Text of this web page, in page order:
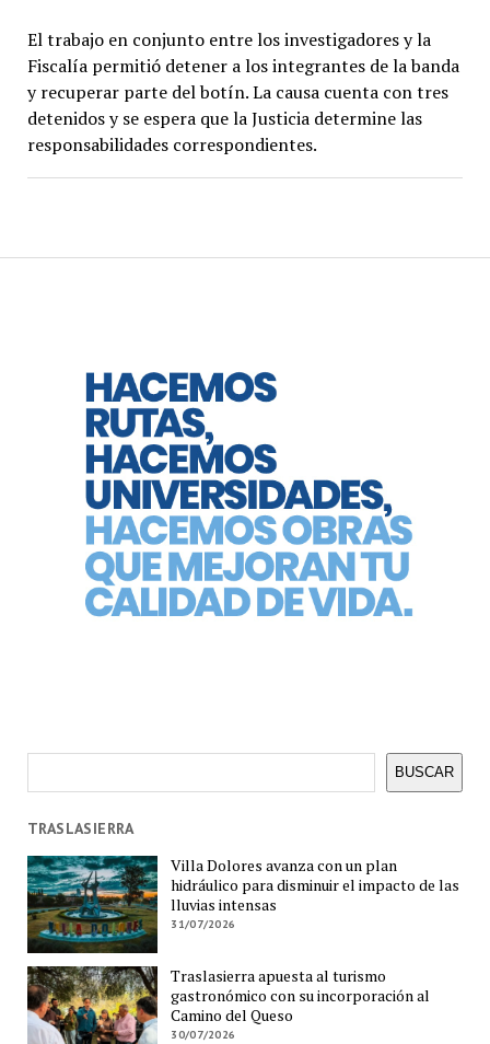
BUSCAR
TRASLASIERRA
Villa Dolores avanza con un plan
hidráulico para disminuir el impacto de las
lluvias intensas
31/07/2026
Traslasierra apuesta al turismo
gastronómico con su incorporación al
Camino del Queso
30/07/2026
El trabajo en conjunto entre los investigadores y la
Fiscalía permitió detener a los integrantes de la banda
y recuperar parte del botín. La causa cuenta con tres
detenidos y se espera que la Justicia determine las
responsabilidades correspondientes.